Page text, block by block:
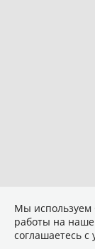
Мы используем
работы на
соглашаетесь с